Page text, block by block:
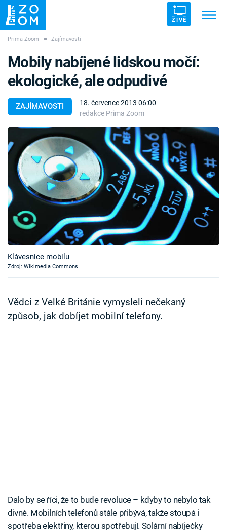
ŽIVĚ
ZÁHADY VETŘELCI DÁVNOVĚKU
Témata
Témata
Pořady
TV Program
Časopis
Sledujte prima+
Prima Zoom ■ Zajímavosti
ZAJÍMAVOSTI
18. července 2013 06:00
redakce Prima Zoom
Mobily nabíjené lidskou močí:
ekologické, ale odpudivé
Klávesnice mobilu
Zdroj: Wikimedia Commons
Vědci z Velké Británie vymysleli nečekaný
způsob, jak dobíjet mobilní telefony.
Dalo by se říci, že to bude revoluce – kdyby to nebylo tak
divné. Mobilních telefonů stále přibývá, takže stoupá i
spotřeba elektřiny, kterou spotřebují. Solární nabíječky